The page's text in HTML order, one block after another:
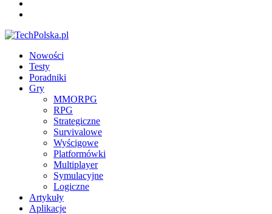
Nowości
Testy
Poradniki
Gry
MMORPG
RPG
Strategiczne
Survivalowe
Wyścigowe
Platformówki
Multiplayer
Symulacyjne
Logiczne
Artykuły
Aplikacje